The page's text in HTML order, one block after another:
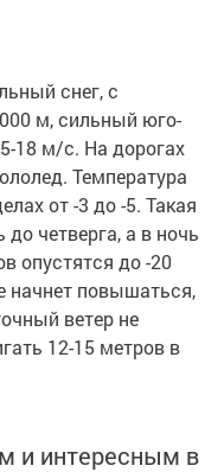
снег, с
м, сильный юго-
18 м/с. На дорогах
Температура
от -3 до -5. Такая
четверга, а в ночь
опустятся до -20
начнет повышаться,
ветер не
12-15 метров в
и интересным в